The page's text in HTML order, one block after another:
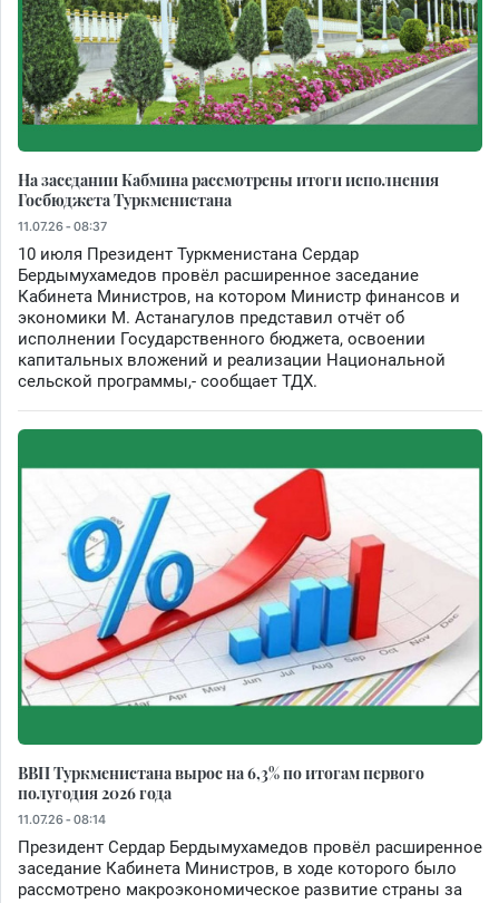
На заседании Кабмина рассмотрены итоги исполнения
Госбюджета Туркменистана
11.07.26 - 08:37
10 июля Президент Туркменистана Сердар
Бердымухамедов провёл расширенное заседание
Кабинета Министров, на котором Министр финансов и
экономики М. Астанагулов представил отчёт об
исполнении Государственного бюджета, освоении
капитальных вложений и реализации Национальной
сельской программы,- сообщает ТДХ.
ВВП Туркменистана вырос на 6,3% по итогам первого
полугодия 2026 года
11.07.26 - 08:14
Президент Сердар Бердымухамедов провёл расширенное
заседание Кабинета Министров, в ходе которого было
рассмотрено макроэкономическое развитие страны за